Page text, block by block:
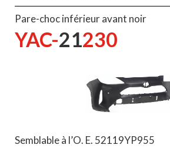
Pare-choc inférieur avant noir
YAC-21230
Semblable à l’O. E. 52119YP955